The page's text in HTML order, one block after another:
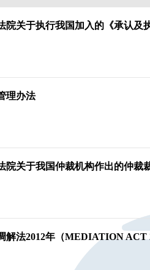
院关于执行我国加入的《承认及
理办法
院关于我国仲裁机构作出的仲裁
解法2012年（MEDIATION ACT